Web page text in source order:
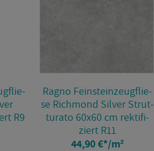
R9
Ragno Fein­stein­zeug­flie­
se Richmond Sil­ver Strut­
tura­to 60x60 cm rek­ti­fi­
ziert R11
44,90 €*/m²